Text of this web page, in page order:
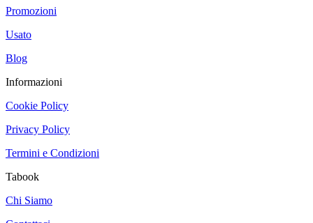
Promozioni
Usato
Blog
Informazioni
Cookie Policy
Privacy Policy
Termini e Condizioni
Tabook
Chi Siamo